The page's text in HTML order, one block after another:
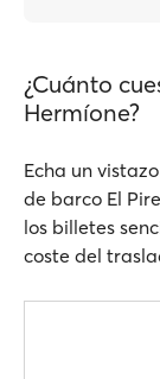
¿Cuánto
Hermíone?
Echa un
de barco El
los billetes
coste del